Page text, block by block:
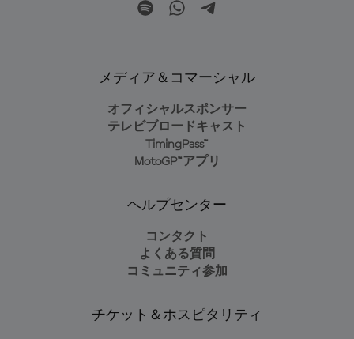
メディア＆コマーシャル
オフィシャルスポンサー
テレビブロードキャスト
TimingPass™
MotoGP™アプリ
ヘルプセンター
コンタクト
よくある質問
コミュニティ参加
チケット＆ホスピタリティ